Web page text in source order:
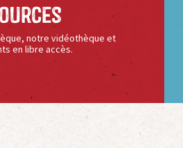
notre vidéothèque et
en libre accès.